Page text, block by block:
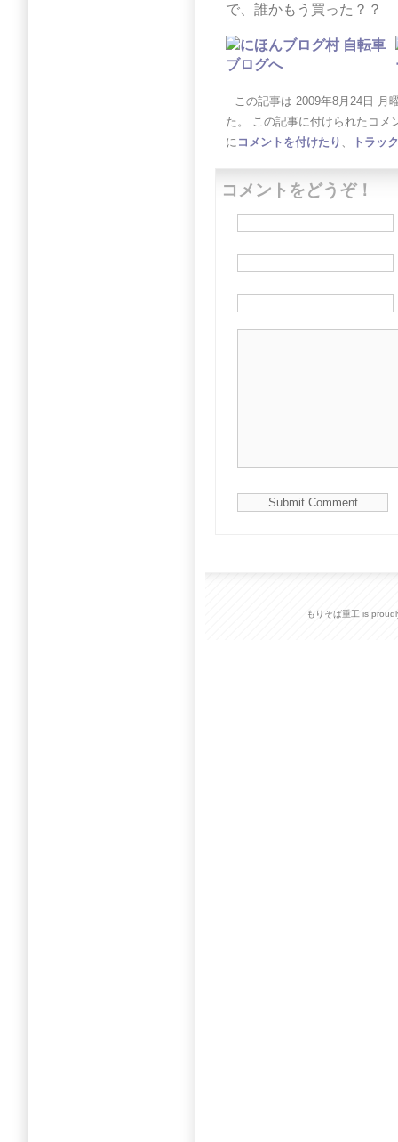
で、誰かもう買った？？
この記事は 2009年8月24日 月
た。 この記事に付けられたコメ
に コメントを付けたり トラッ
コメントをどうぞ！
もりそば重工 is